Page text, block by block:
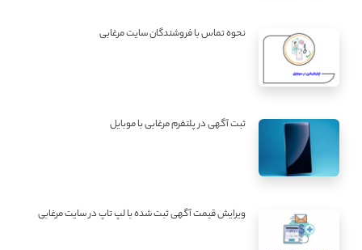
نحوه تماس با فروشندگان سایت مرغابی
ثبت آگهی در پلتفرم مرغابی با موبایل
ویرایش قیمت آگهی ثبت شده با لپ تاپ در سایت مرغابی